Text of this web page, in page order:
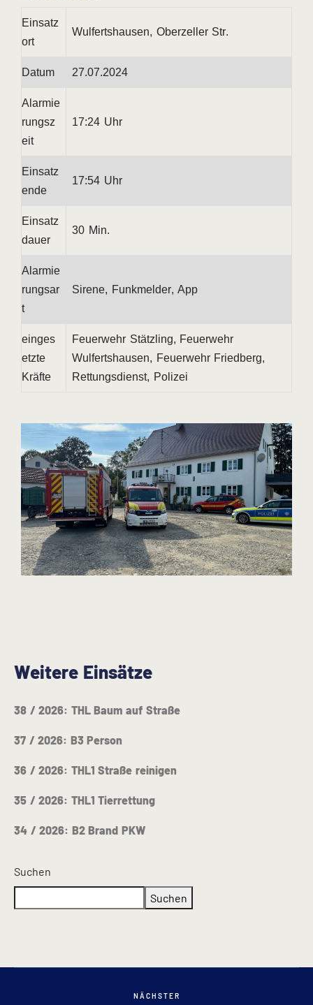
Einsatz
ort
Wulfertshausen, Oberzeller Str.
Datum 27.07.2024
Alarmie
rungsz
eit
17:24 Uhr
Einsatz
ende
17:54 Uhr
Einsatz
dauer
30 Min.
Alarmie
rungsar
t
Sirene, Funkmelder, App
einges
etzte
Kräfte
Feuerwehr Stätzling, Feuerwehr
Wulfertshausen, Feuerwehr Friedberg,
Rettungsdienst, Polizei
Weitere Einsätze
38 / 2026: THL Baum auf Straße
37 / 2026: B3 Person
36 / 2026: THL1 Straße reinigen
35 / 2026: THL1 Tierrettung
34 / 2026: B2 Brand PKW
Suchen
Suchen
NÄCHSTER